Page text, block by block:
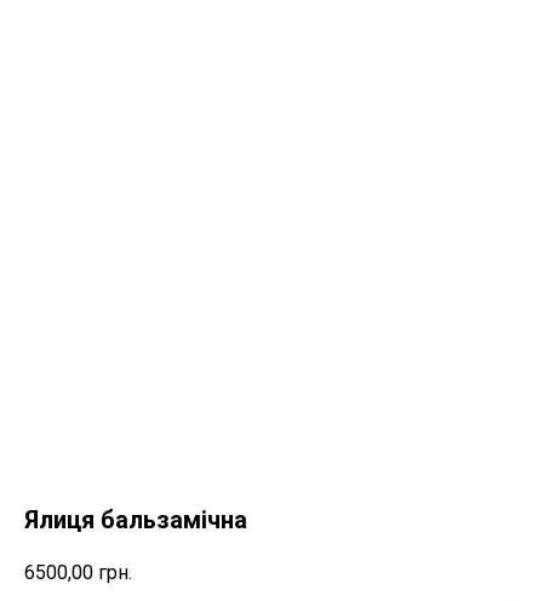
Ялиця бальзамічна
6500,00 грн.